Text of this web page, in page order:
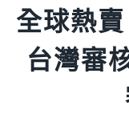
全球熱賣
台灣審